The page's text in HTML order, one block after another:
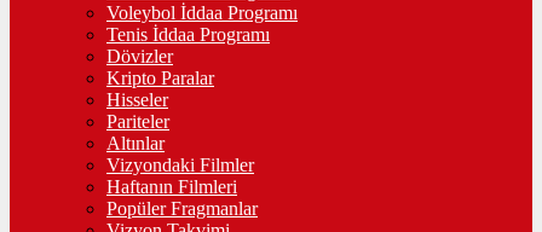
Voleybol İddaa Programı
Tenis İddaa Programı
Dövizler
Kripto Paralar
Hisseler
Pariteler
Altınlar
Vizyondaki Filmler
Haftanın Filmleri
Popüler Fragmanlar